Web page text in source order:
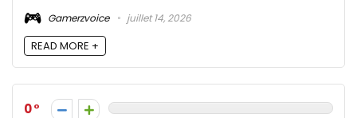
Gamerzvoice
juillet 14, 2026
READ MORE +
0